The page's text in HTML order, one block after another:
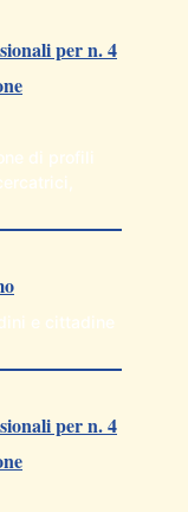
per n. 4
di profili
e cittadine
per n. 4